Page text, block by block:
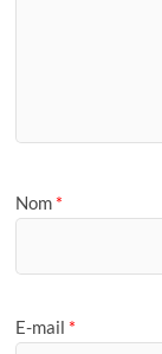
Nom *
E-mail *